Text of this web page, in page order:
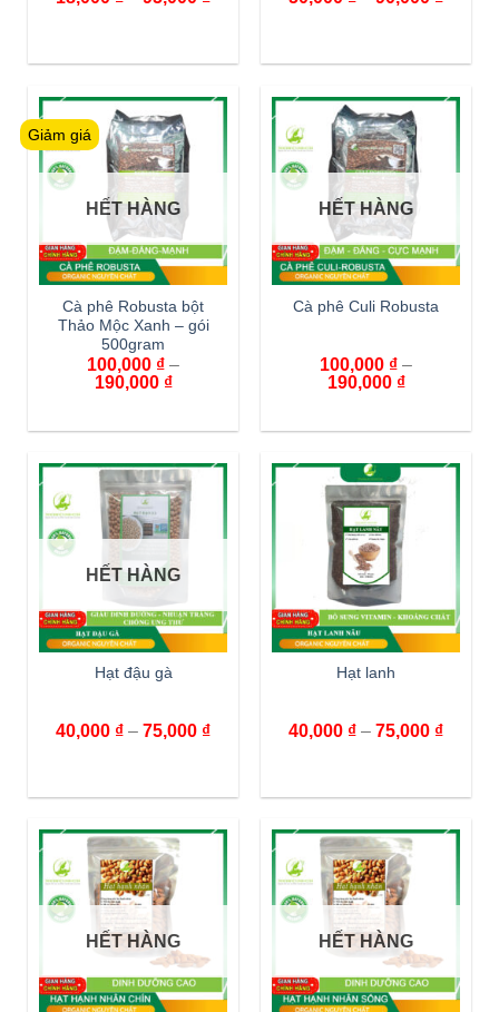
Giảm giá
HẾT HÀNG
Cà phê Robusta bột
Thảo Mộc Xanh – gói
500gram
100,000 ₫ –
190,000 ₫
HẾT HÀNG
Cà phê Culi Robusta
100,000 ₫ –
190,000 ₫
HẾT HÀNG
Hạt đậu gà
40,000 ₫ – 75,000 ₫
Hạt lanh
40,000 ₫ – 75,000 ₫
HẾT HÀNG HẾT HÀNG